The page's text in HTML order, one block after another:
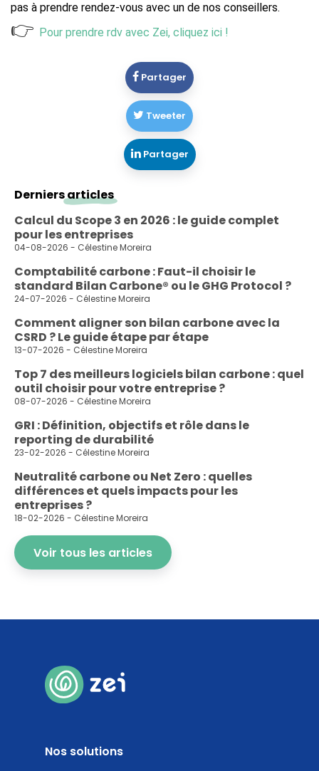
pas à prendre rendez-vous avec un de nos conseillers.
👉 Pour prendre rdv avec Zei, cliquez ici !
Partager
Tweeter
Partager
Derniersarticles
Calcul du Scope 3 en 2026 : le guide complet
pour les entreprises
04-08-2026 - Célestine Moreira
Comptabilité carbone : Faut-il choisir le
standard Bilan Carbone® ou le GHG Protocol ?
24-07-2026 - Célestine Moreira
Comment aligner son bilan carbone avec la
CSRD ? Le guide étape par étape
13-07-2026 - Célestine Moreira
Top 7 des meilleurs logiciels bilan carbone : quel
outil choisir pour votre entreprise ?
08-07-2026 - Célestine Moreira
GRI : Définition, objectifs et rôle dans le
reporting de durabilité
23-02-2026 - Célestine Moreira
Neutralité carbone ou Net Zero : quelles
différences et quels impacts pour les
entreprises ?
18-02-2026 - Célestine Moreira
Voir tous les articles
Nos solutions